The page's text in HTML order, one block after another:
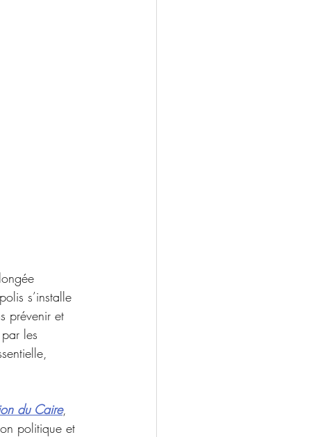
s’installe
prévenir et
les
du Caire,
politique et